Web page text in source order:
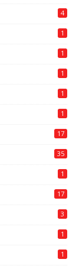
4
1
1
1
1
1
17
35
1
17
3
1
1